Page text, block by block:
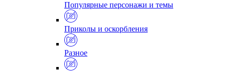
Популярные персонажи и темы
Приколы и оскорбления
Разное